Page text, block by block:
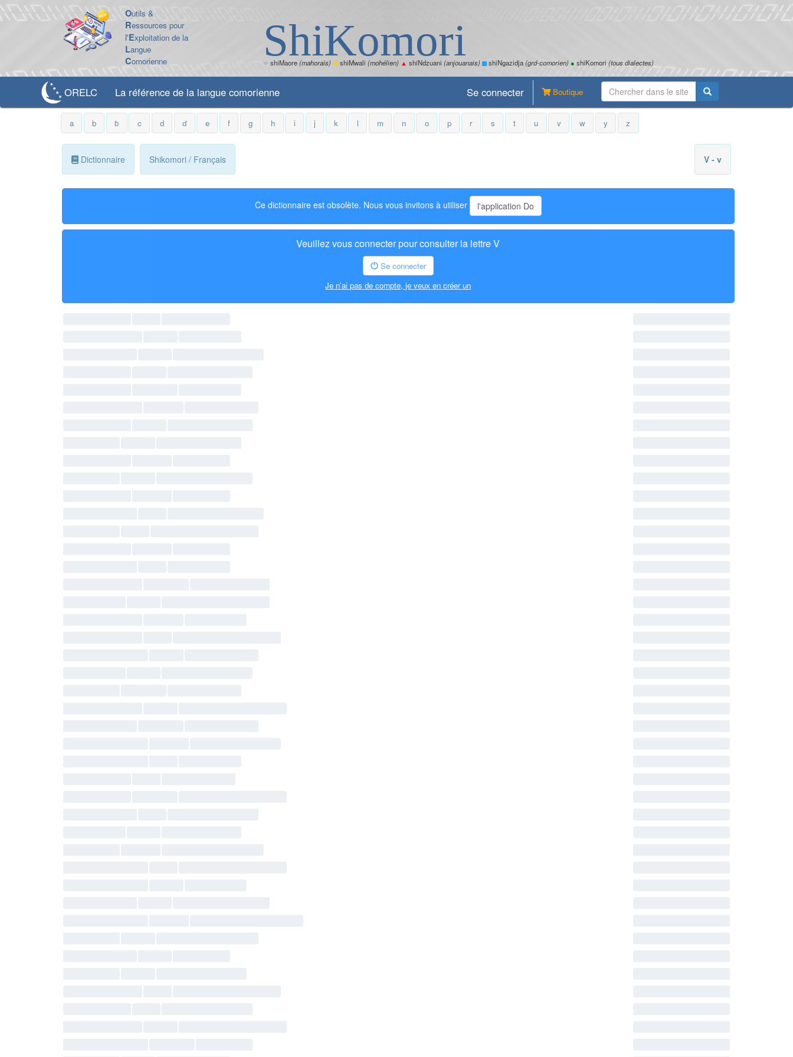
Outils &
Ressources pour
l'Exploitation de la
Langue
Comorienne ShiKomori
✧ shiMaore(mahorais) ✽shiMwali (mohélien) ▲ shiNdzuani (anjouanais) shiNgazidja(grd-comorien) ● shiKomori (tous dialectes)
ORELC La référence de la langue comorienne Boutique
Se connecter
a b ɓ c d ɗ e f g h i j k l m n o p r s t u v w y z
Dictionnaire Shikomori / Français V - v
Ce dictionnaire est obsolète. Nous vous invitons à utiliser l'application Do
Veuillez vous connecter pour consulter la lettre V
Se connecter
Je n'ai pas de compte, je veux en créer un